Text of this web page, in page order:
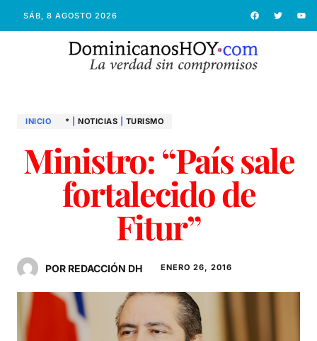
SÁB, 8 AGOSTO 2026
INICIO * NOTICIAS TURISMO
Ministro: “País sale
fortalecido de
Fitur”
POR REDACCIÓN DH ENERO 26, 2016